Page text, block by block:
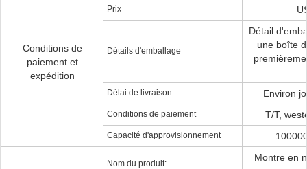
Conditions de
paiement et
expédition
Prix
Détails d'emballage
Détail
une boîte
Délai de livraison Environ
Conditions de paiement T/T,
Capacité d'approvisionnement
Nom du produit:
Montre en